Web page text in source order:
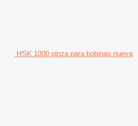
HSK 1000 pinza para bobinas nueva